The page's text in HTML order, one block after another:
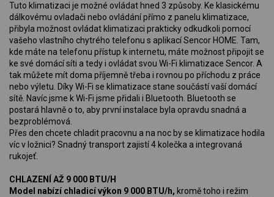
Tuto klimatizaci je možné ovládat hned 3 způsoby. Ke klasickému
dálkovému ovladači nebo ovládání přímo z panelu klimatizace,
přibyla možnost ovládat klimatizaci prakticky odkudkoli pomocí
vašeho vlastního chytrého telefonu s aplikací Sencor HOME. Tam,
kde máte na telefonu přístup k internetu, máte možnost připojit se
ke své domácí síti a tedy i ovládat svou Wi-Fi klimatizace Sencor. A
tak můžete mít doma příjemně třeba i rovnou po příchodu z práce
nebo výletu. Díky Wi-Fi se klimatizace stane součástí vaší domácí
sítě. Navíc jsme k Wi-Fi jsme přidali i Bluetooth. Bluetooth se
postará hlavně o to, aby první instalace byla opravdu snadná a
bezproblémová.
Přes den chcete chladit pracovnu a na noc by se klimatizace hodila
víc v ložnici? Snadný transport zajistí 4 kolečka a integrovaná
rukojeť.
CHLAZENÍ AŽ 9 000 BTU/H
Model nabízí chladicí výkon 9 000 BTU/h, kromě toho i režim